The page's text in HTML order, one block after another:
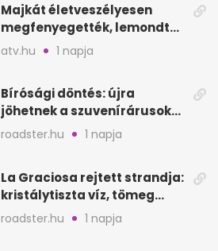
Majkát életveszélyesen
megfenyegették, lemondta
a sepsiszentgyörgyi
atv.hu 1 napja
Bírósági döntés: újra
jöhetnek a szuvenírárusok
Európa ikonikus helyére
roadster.hu 1 napja
La Graciosa rejtett strandja:
kristálytiszta víz, tömeg
nélkül
roadster.hu 1 napja